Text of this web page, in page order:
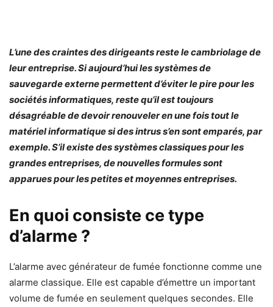
L’une des craintes des dirigeants reste le cambriolage de
leur entreprise. Si aujourd’hui les systèmes de
sauvegarde externe permettent d’éviter le pire pour les
sociétés informatiques, reste qu’il est toujours
désagréable de devoir renouveler en une fois tout le
matériel informatique si des intrus s’en sont emparés, par
exemple. S’il existe des systèmes classiques pour les
grandes entreprises, de nouvelles formules sont
apparues pour les petites et moyennes entreprises.
En quoi consiste ce type
d’alarme ?
L’alarme avec générateur de fumée fonctionne comme une
alarme classique. Elle est capable d’émettre un important
volume de fumée en seulement quelques secondes. Elle